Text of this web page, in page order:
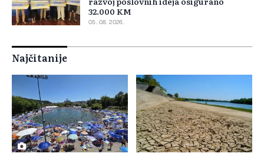
32.000 KM
05. 08. 2026.
Najčitanije